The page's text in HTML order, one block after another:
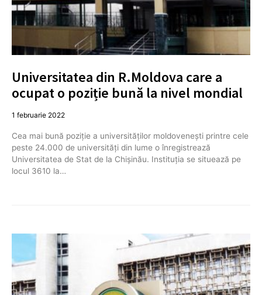
Universitatea din R.Moldova care a
ocupat o poziție bună la nivel mondial
1 februarie 2022
Cea mai bună poziție a universităților moldovenești printre cele
peste 24.000 de universități din lume o înregistrează
Universitatea de Stat de la Chișinău. Instituția se situează pe
locul 3610 la…